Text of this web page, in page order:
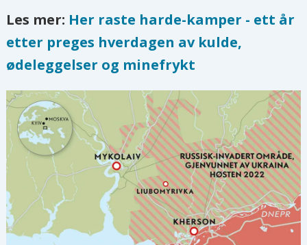
Les mer: Her raste harde-kamper - ett år
etter preges hverdagen av kulde,
ødeleggelser og minefrykt